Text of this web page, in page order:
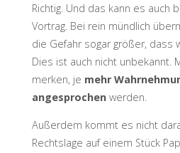
Richtig. Und das kann es auch
Vortrag. Bei rein mündlich
die Gefahr sogar größer, dass
Dies ist auch nicht unbekannt.
merken, je mehr
angesprochenwerden.
Außerdem kommt es nicht
Rechtslage auf einem Stück